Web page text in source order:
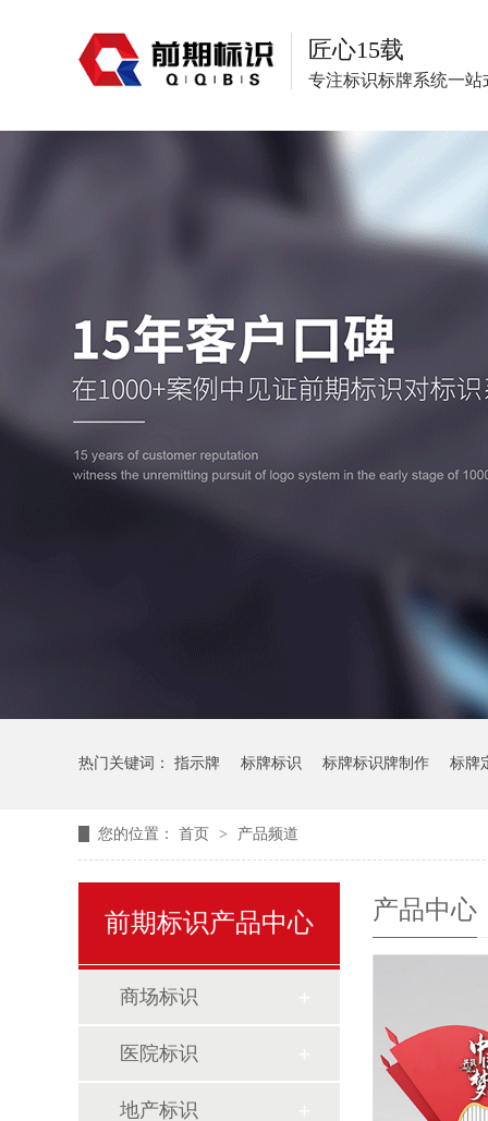
匠心15载
专注标识标牌系统一站
热门关键词： 指示牌 标牌标识 标牌标识牌制作 标牌
您的位置： 首页 > 产品频道
产品中心
前期标识产品中心
商场标识
医院标识
地产标识